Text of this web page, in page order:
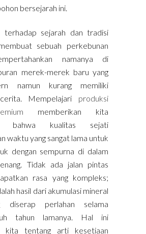
bersejarah ini.
terhadap sejarah dan tradisi
sebuah perkebunan
namanya di
merek-merek baru yang
namun kurang memiliki
Mempelajari produksi
memberikan kita
bahwa kualitas sejati
waktu yang sangat lama untuk
dengan sempurna di dalam
Tidak ada jalan pintas
rasa yang kompleks;
hasil dari akumulasi mineral
diserap perlahan selama
tahun lamanya. Hal ini
kita tentang arti kesetiaan